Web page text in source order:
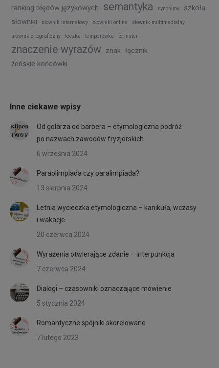
ranking błędów językowych semantyka synonimy
szkoła
słowniki
słownik internetowy słowniki online słownik multimedialny
słownik ortograficzny teczka temperówka tornister
znaczenie wyrazów znak łącznik
żeńskie końcówki
Inne ciekawe wpisy
Od golarza do barbera – etymologiczna podróż
po nazwach zawodów fryzjerskich
6 września 2024
Paraolimpiada czy paralimpiada?
13 sierpnia 2024
Letnia wycieczka etymologiczna – kanikuła, wczasy
i wakacje
20 czerwca 2024
Wyrażenia otwierające zdanie – interpunkcja
7 czerwca 2024
Dialogi – czasowniki oznaczające mówienie
5 stycznia 2024
Romantyczne spójniki skorelowane
7 lutego 2023